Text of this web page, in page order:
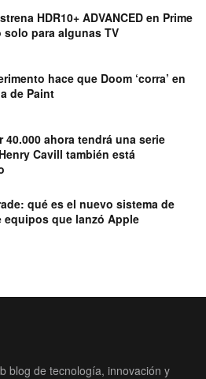
HDR10+ ADVANCED en Prime
solo para algunas TV
hace que Doom ‘corra’ en
de Paint
40.000 ahora tendrá una serie
Cavill también está
qué es el nuevo sistema de
equipos que lanzó Apple
blog de tecnología, innovación y